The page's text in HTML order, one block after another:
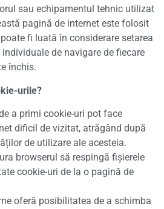
sau echipamentul tehnic utilizat
pagină de internet este folosit
fi luată în considerare setarea
de navigare de fiecare
închis.
urile?
a primi cookie-uri pot face
dificil de vizitat, atrăgând după
de utilizare ale acesteia.
browserul să respingă fișierele
cookie-uri de la o pagină de
oferă posibilitatea de a schimba